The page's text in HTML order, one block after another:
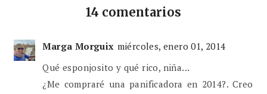
14 comentarios
Marga Morguix miércoles, enero 01, 2014
Qué esponjosito y qué rico, niña...
¿Me compraré una panificadora en 2014?. Creo